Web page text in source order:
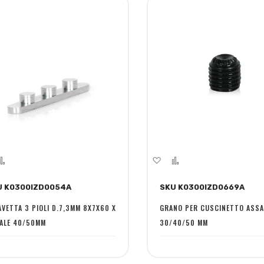
confronto
K0300IZD0054A
3 PIOLI D.7,3MM 8X7X60 X
40/50MM
Aggiungi
lista
desideri
confronto
SKU K0300IZD0669A
GRANO PER CUSCINETTO
30/40/50 MM